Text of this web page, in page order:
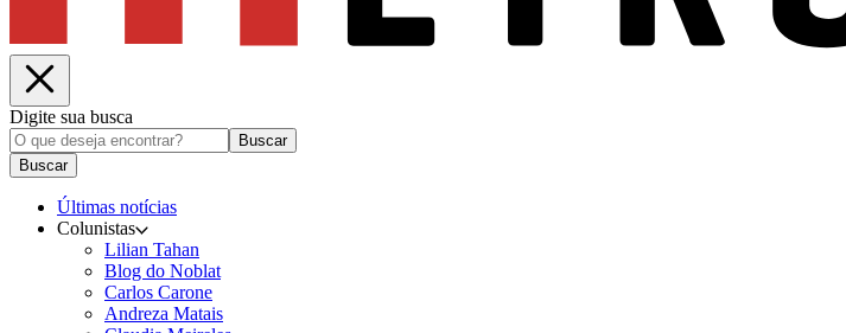
Digite sua busca
Buscar
Buscar
Últimas notícias
Colunistas
Lilian Tahan
Blog do Noblat
Carlos Carone
Andreza Matais